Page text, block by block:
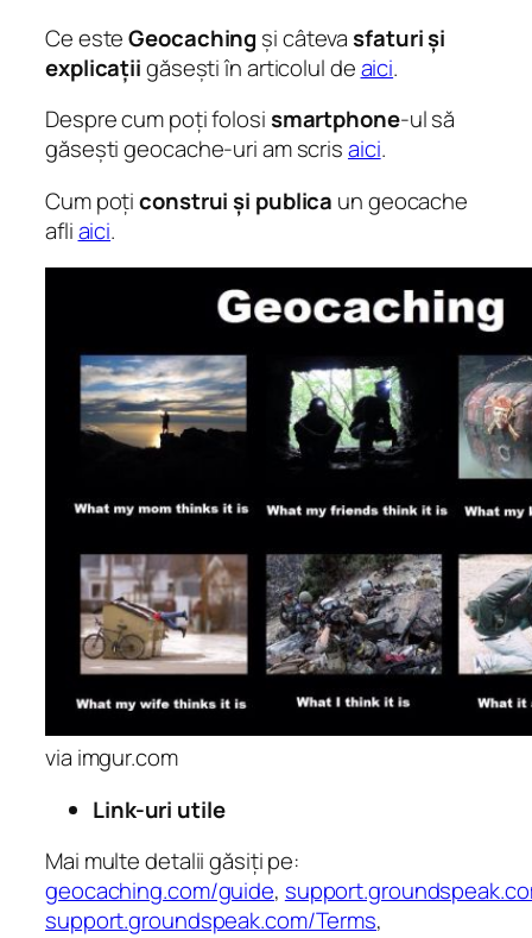
Ce esteGeocaching și câtevasfaturi și
explicațiigăsești în articolul deaici.
Despre cum poți folosismartphone-ul să
găsești geocache-uri am scrisaici.
Cum poțiconstrui și publica un geocache
afliaici.
via imgur.com
Link-uri utile
Mai multe detalii găsiți pe:
geocaching.com/guide,
support.groundspeak.com/Terms,